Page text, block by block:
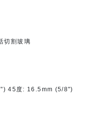
切割玻璃
45度: 16.5mm (5/8")